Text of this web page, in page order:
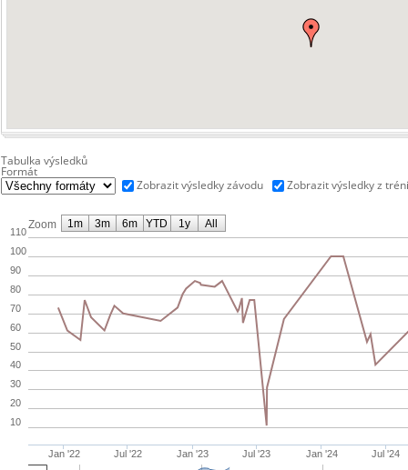
Tabulka výsledků
Formát
Zobrazit výsledky závodu
Zobrazit výsledky z
Zoom
Jan '22 Jul '22 Jan '23 Jul '23 Jan '24 Jul '24
10
20
30
40
50
60
70
80
90
100
110
1m 3m 6m YTD 1y All